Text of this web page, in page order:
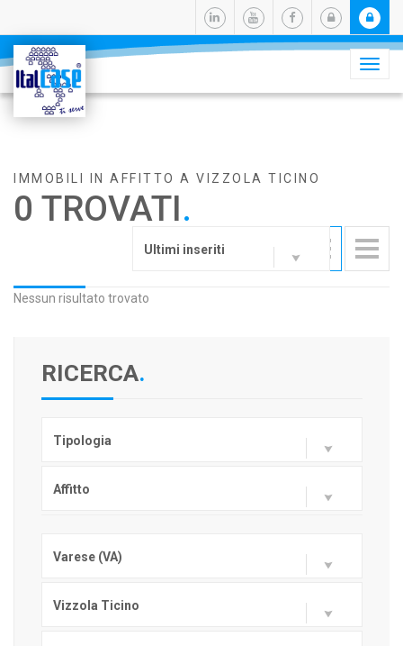
IMMOBILI IN AFFITTO A VIZZOLA TICINO
0 TROVATI.
Ultimi inseriti
Nessun risultato trovato
RICERCA.
Tipologia
Affitto
Varese (VA)
Vizzola Ticino